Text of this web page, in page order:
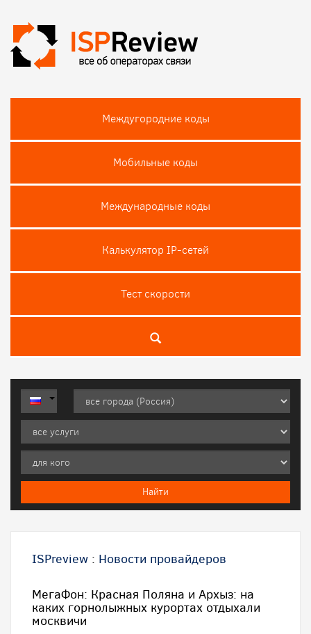
Междугородние коды
Мобильные коды
Международные коды
Калькулятор IP-сетей
Тест скороcти
ISPreview : Новости провайдеров
МегаФон: Красная Поляна и Архыз: на
каких горнолыжных курортах отдыхали
москвичи